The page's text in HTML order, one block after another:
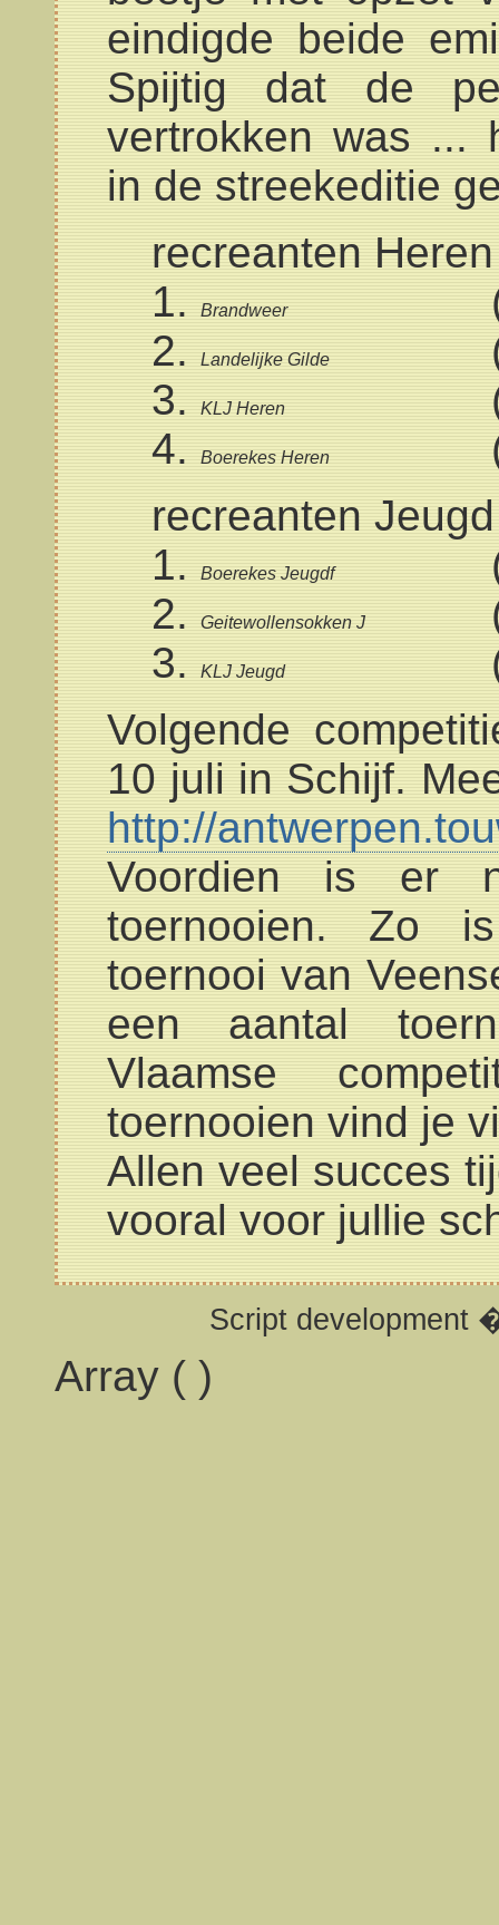
eindigde beide
Spijtig dat de
vertrokken was ...
in de streekeditie
recreanten Heren
Brandweer
Landelijke Gilde
KLJ Heren
Boerekes Heren
recreanten Jeugd
Boerekes Jeugdf
Geitewollensokken J
KLJ Jeugd
Volgende
10 juli in Schijf.
http://
Voordien is er
toernooien. Zo
toernooi van
een aantal
Vlaamse
toernooien vind je
Allen veel succes
vooral voor jullie
Script development
Array ( )